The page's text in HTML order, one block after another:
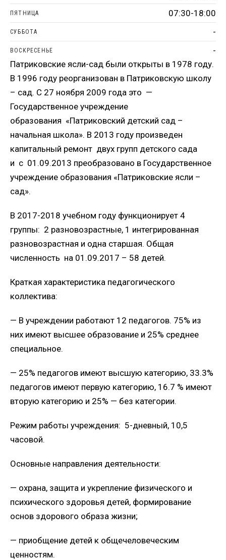
ПЯТНИЦА 07:30-18:00
СУББОТА -
ВОСКРЕСЕНЬЕ
-
Патриковские ясли-сад были открыты в 1978 году.
В 1996 году реорганизован в Патриковскую школу
– сад. С 27 ноября 2009 года это —
Государственное учреждение
образования «Патриковский детский сад –
начальная школа». В 2013 году произведен
капитальный ремонт двух групп детского сада
и с 01.09.2013 преобразовано в Государственное
учреждение образования «Патриковские ясли –
сад».
В 2017-2018 учебном году функционирует 4
группы: 2 разновозрастные, 1 интегрированная
разновозрастная и одна старшая. Общая
численность на 01.09.2017 – 58 детей.
Краткая характеристика педагогического
коллектива:
— В учреждении работают 12 педагогов. 75% из
них имеют высшее образование и 25% среднее
специальное.
— 25% педагогов имеют высшую категорию, 33.3%
педагогов имеют первую категорию, 16.7 % имеют
вторую категорию и 25% — без категории.
Режим работы учреждения: 5-дневный, 10,5
часовой.
Основные направления деятельности:
— охрана, защита и укрепление физического и
психического здоровья детей, формирование
основ здорового образа жизни;
— приобщение детей к общечеловеческим
ценностям.